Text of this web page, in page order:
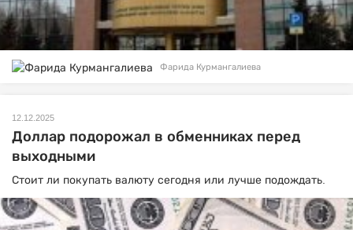
Фарида Курмангалиева
12.12.2025
Доллар подорожал в обменниках перед
выходными
Стоит ли покупать валюту сегодня или лучше подождать.